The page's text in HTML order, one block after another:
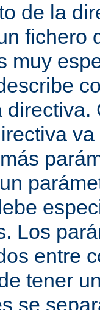
de la
fichero
muy
directiva.
Los
entre
tener
se